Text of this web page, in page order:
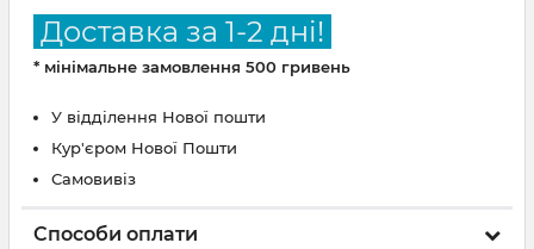
Доставка за 1-2 дні!
* мінімальне замовлення 500 гривень
У відділення Нової пошти
Кур'єром Нової Пошти
Самовивіз
Способи оплати